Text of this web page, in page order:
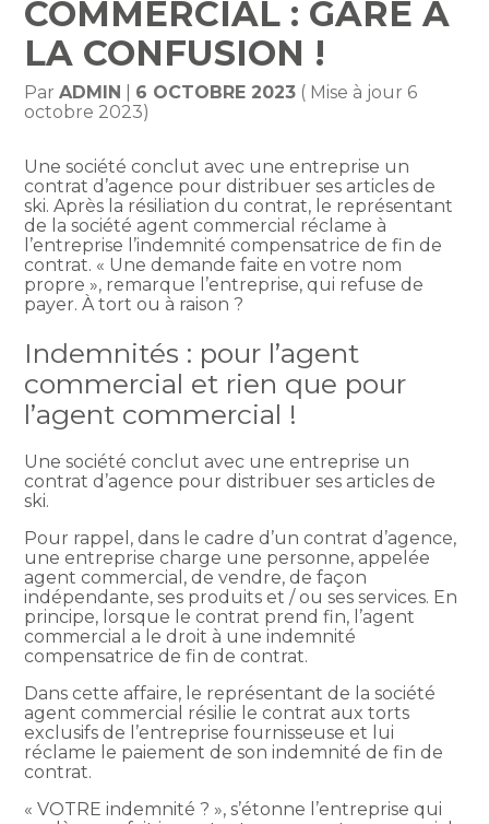
COMMERCIAL : GARE À
LA CONFUSION !
ParADMIN 6 OCTOBRE 2023 ( Mise à jour 6
octobre 2023)
Une société conclut avec une entreprise un
contrat d’agence pour distribuer ses articles de
ski. Après la résiliation du contrat, le représentant
de la société agent commercial réclame à
l’entreprise l’indemnité compensatrice de fin de
contrat. « Une demande faite en votre nom
propre », remarque l’entreprise, qui refuse de
payer. À tort ou à raison ?
Indemnités : pour l’agent
commercial et rien que pour
l’agent commercial !
Une société conclut avec une entreprise un
contrat d’agence pour distribuer ses articles de
ski.
Pour rappel, dans le cadre d’un contrat d’agence,
une entreprise charge une personne, appelée
agent commercial, de vendre, de façon
indépendante, ses produits et / ou ses services. En
principe, lorsque le contrat prend fin, l’agent
commercial a le droit à une indemnité
compensatrice de fin de contrat.
Dans cette affaire, le représentant de la société
agent commercial résilie le contrat aux torts
exclusifs de l’entreprise fournisseuse et lui
réclame le paiement de son indemnité de fin de
contrat.
« VOTRE indemnité ? », s’étonne l’entreprise qui